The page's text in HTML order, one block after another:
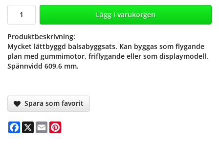
Lägg i varukorgen
Produktbeskrivning:
Mycket lättbyggd balsabyggsats. Kan byggas som flygande
plan med gummimotor, friflygande eller som displaymodell.
Spännvidd 609,6 mm.
Spara som favorit
Facebook
X Email